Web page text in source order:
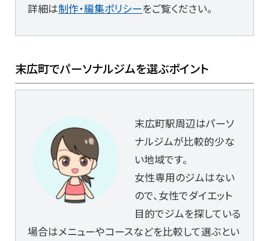
詳細は制作・編集ポリシーをご覧ください。
末広町でパーソナルジムを選ぶポイント
末広町駅周辺はパーソ
ナルジムが比較的少な
い地域です。
女性専用のジムはない
ので、女性でダイエット
目的でジムを探している
場合はメニューやコースなどを比較して選ぶとい